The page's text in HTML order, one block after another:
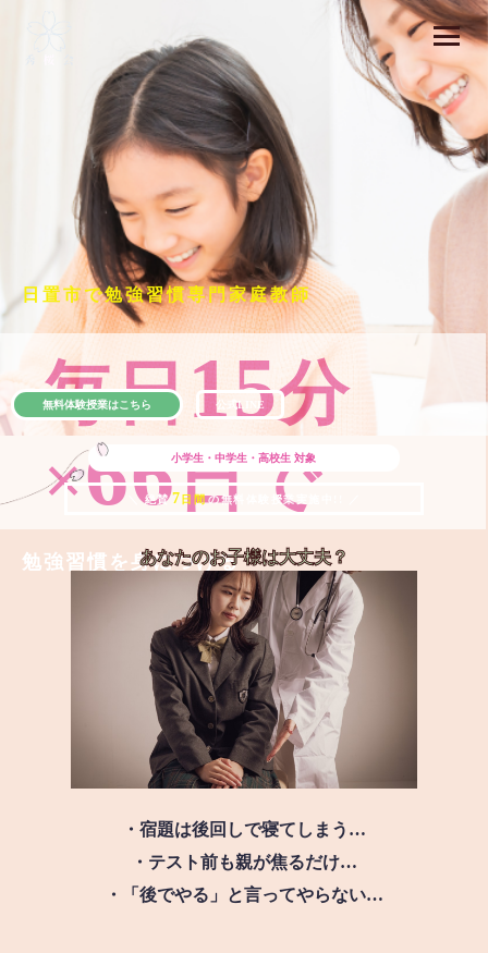
日置市で勉強習慣専門家庭教師
毎日15分
×66日で
勉強習慣を身につける
小学生・中学生・高校生 対象
＼ 絶賛 7 日間の無料体験授業実施中!! ／
無料体験授業はこちら 公式LINE
あなたのお子様は大丈夫？
・宿題は後回しで寝てしまう…
・テスト前も親が焦るだけ…
・「後でやる」と言ってやらない…